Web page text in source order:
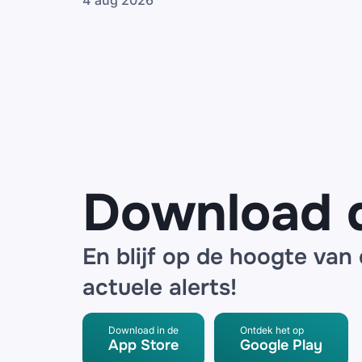
Download
En blijf op de hoogte van
actuele alerts!
Download in de
App Store
Ontdek het op
Google Play